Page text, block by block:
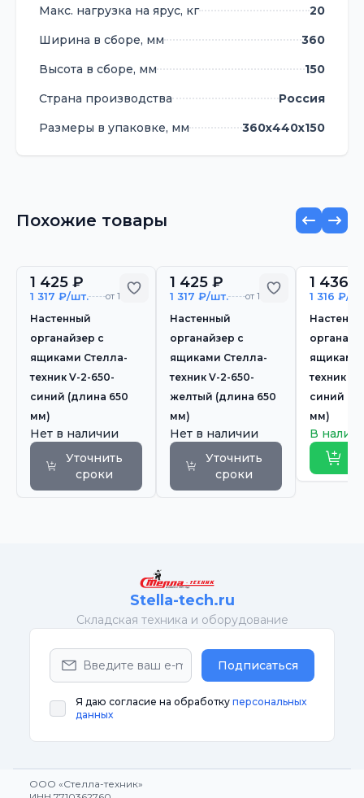
Макс. нагрузка на ярус, кг
20
Ширина в сборе, мм
360
Высота в сборе, мм
150
Страна производства
Россия
Размеры в упаковке, мм
360х440х150
Похожие товары
Добавить в избранное
1 425 ₽
1 317 ₽/шт. от 10 шт.
Настенный
органайзер с
ящиками Стелла-
техник V-2-650-
синий (длина 650
мм)
Нет в наличии
Уточнить
сроки
Добавить в
1 425 ₽
1 317 ₽/шт. от 10 шт.
Настенный
органайзер с
ящиками Стелла-
техник V-2-650-
желтый (длина 650
мм)
Нет в наличии
Уточнить
сроки
1 436 ₽
1 316 ₽/
ящиками
техник
синий
мм)
В
Stella-tech.ru
Cкладская техника и оборудование
Подписаться
Я даю согласие на обработку персональных
данных
ООО «Стелла-техник»